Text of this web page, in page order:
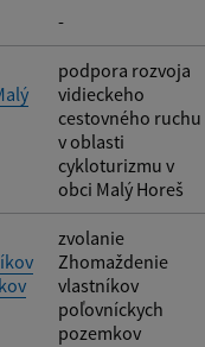
-
podpora rozvoja
vidieckeho
cestovného ruchu
v oblasti
cykloturizmu v
obci Malý Horeš
zvolanie
Zhomaždenie
vlastníkov
poľovníckych
pozemkov